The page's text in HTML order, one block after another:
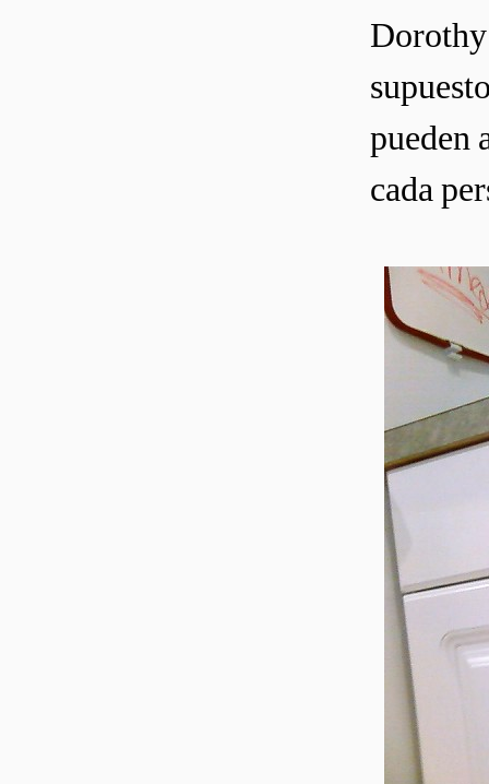
Dorothy
pueden
cada